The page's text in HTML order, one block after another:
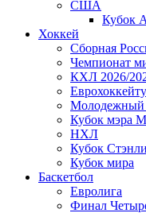
США
Кубок
Хоккей
Сборная
Чемпионат
КХЛ 2026/
Молодежный
Кубок мэра
НХЛ
Кубок Стэнли
Кубок мира
Баскетбол
Евролига
Финал